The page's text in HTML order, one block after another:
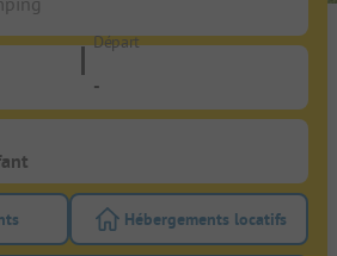
Départ
-
le bouton de filtre emplacements pour
Activez le bouton
Hébergements locatifs